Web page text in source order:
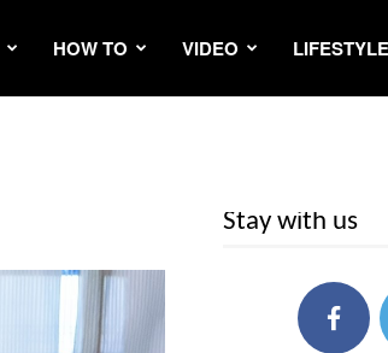
HOW TO VIDEO LIFESTYLE
Stay with us